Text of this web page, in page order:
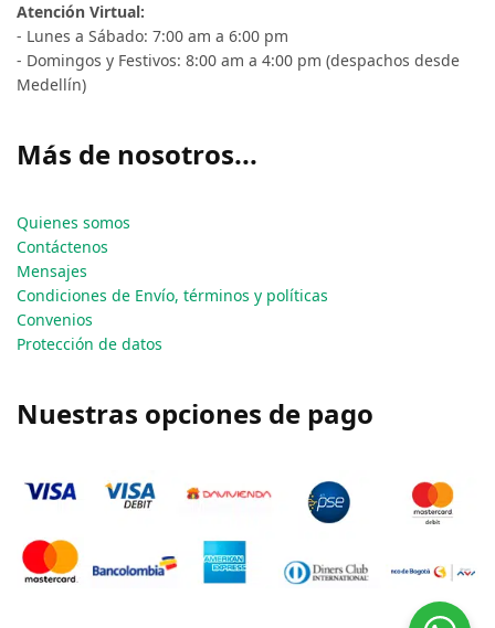
Atención Virtual:
- Lunes a Sábado: 7:00 am a 6:00 pm
- Domingos y Festivos: 8:00 am a 4:00 pm (despachos desde
Medellín)
Más de nosotros...
Quienes somos
Contáctenos
Mensajes
Condiciones de Envío, términos y políticas
Convenios
Protección de datos
Nuestras opciones de pago